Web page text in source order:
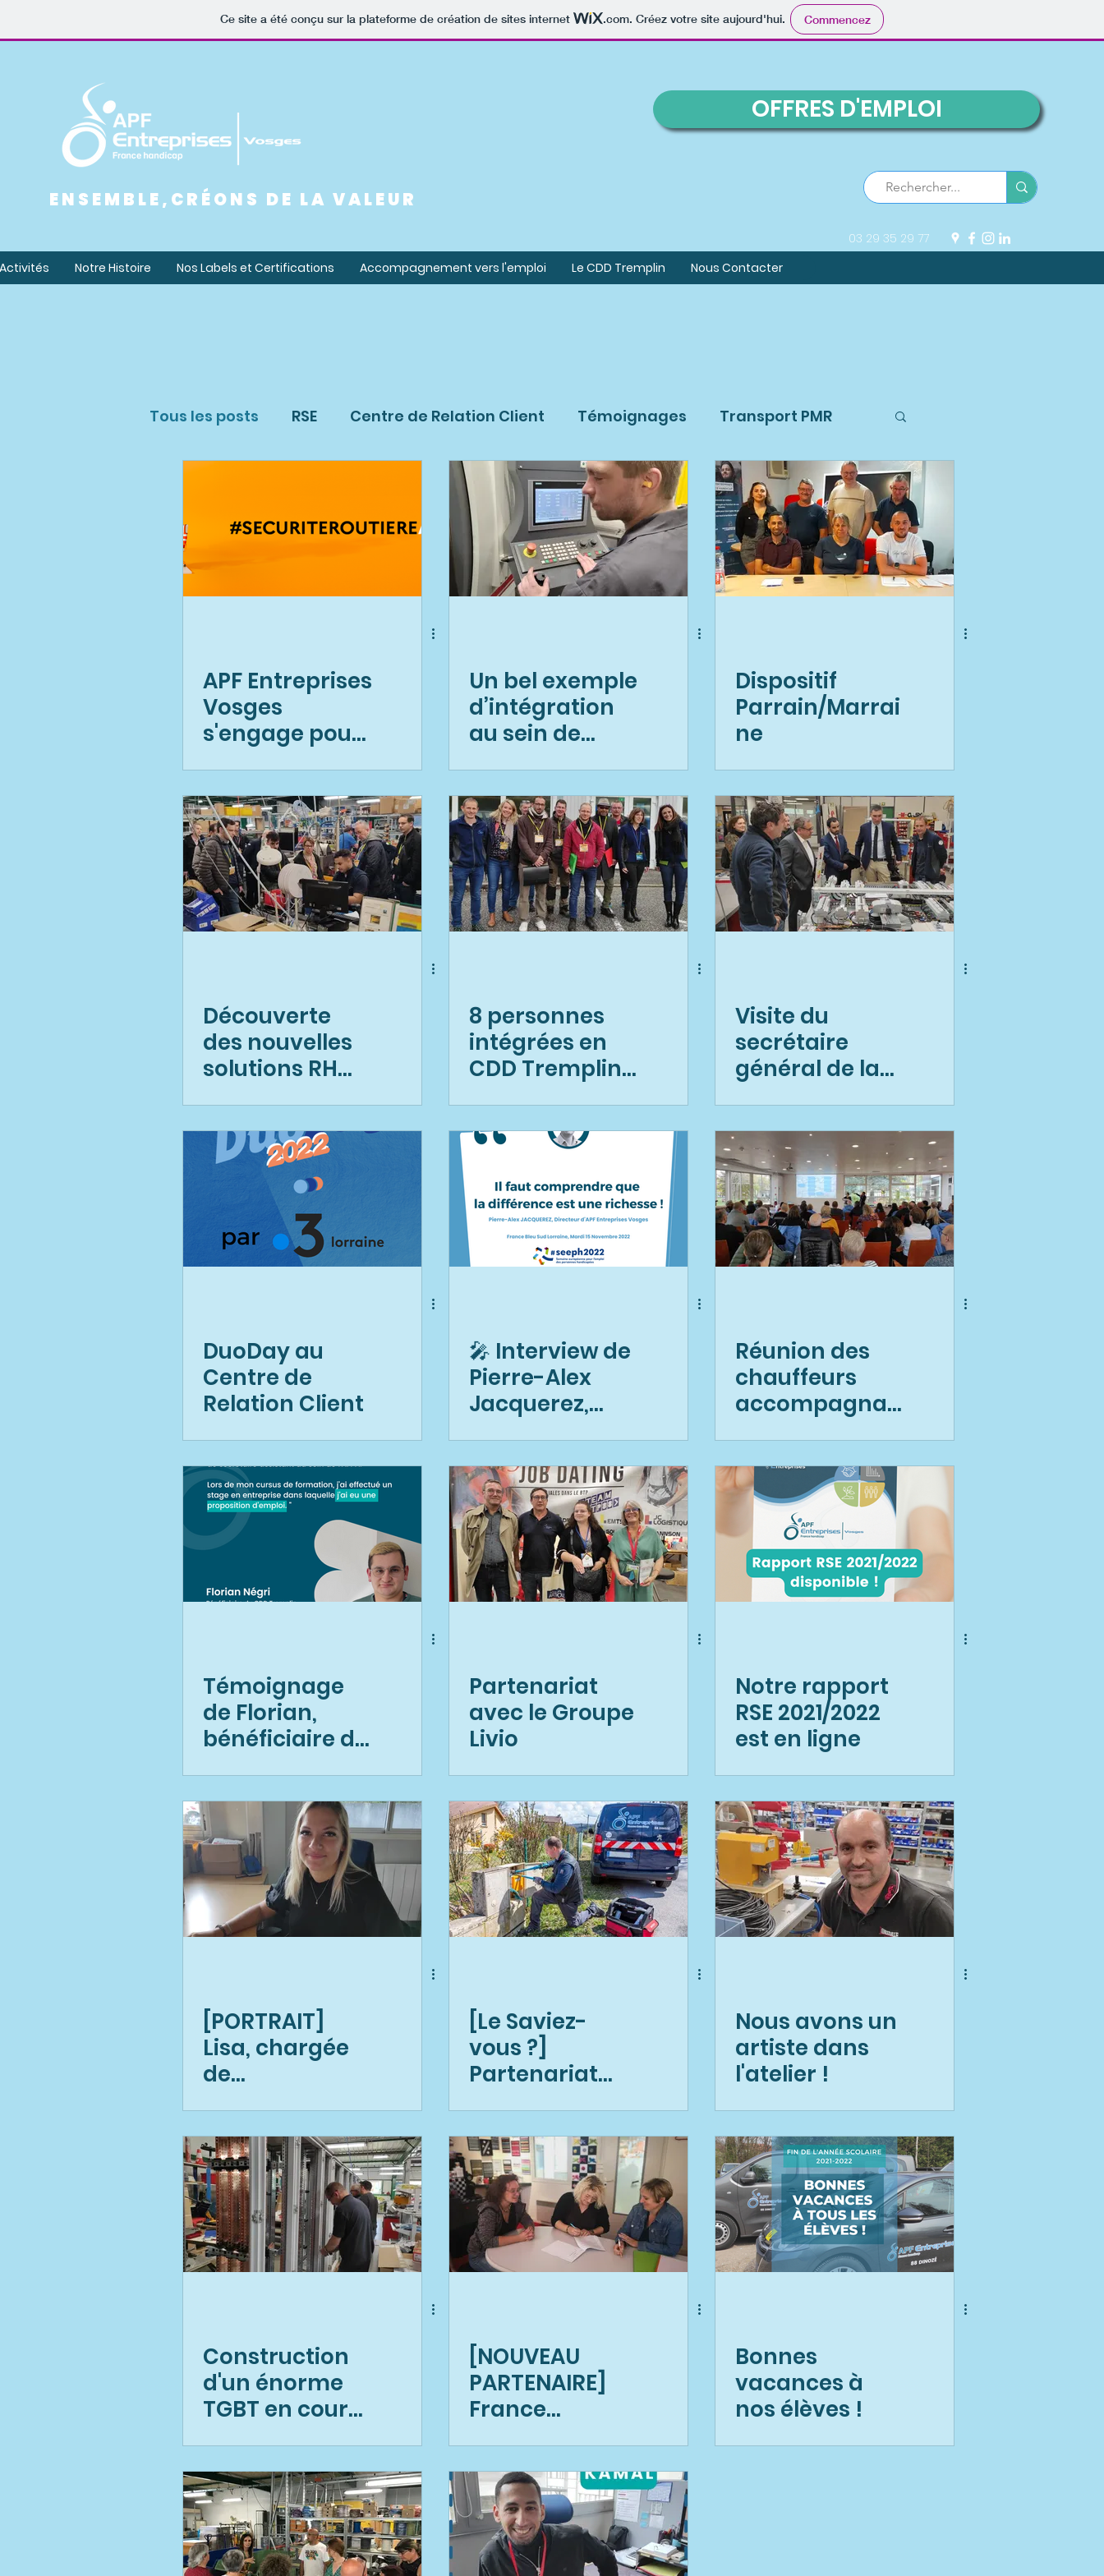
Ce site a été conçu sur la plateforme de création de sites internet .com. Créez votre site aujourd'hui. Commencez
ENSEMBLE,CRÉONS DE LA VALEUR
OFFRES D'EMPLOI
03 29 35 29 77
Notre Histoire Nos Labels et Certifications Accompagnement vers l'emploi Le CDD Tremplin Nous Contacter
Tous les posts RSE Centre de Relation Client Témoignages Transport PMR
APF Entreprises Vosges Emploi et Insertion
Nos Partenaires Partenariat avec GRDF Prestations Extérieures
APF Entreprises
Vosges
s'engage pour
travail.
Un bel exemple
d’intégration
au sein de
Dispositif
Parrain/Marrai
ne
Découverte
des nouvelles
solutions RH
8 personnes
intégrées en
CDD Tremplin
monteur
câbleur !
Visite du
secrétaire
général de la
DuoDay au
Centre de
Relation Client
🎤 Interview de
Pierre-Alex
Jacquerez,
Réunion des
chauffeurs
accompagnat
Témoignage
de Florian,
bénéficiaire du
Partenariat
avec le Groupe
Livio
Notre rapport
RSE 2021/2022
est en ligne
[PORTRAIT]
Lisa, chargée
de
Gaz
[Le Saviez-
vous ?]
Partenariat
Nous avons un
artiste dans
l'atelier !
Construction
d'un énorme
TGBT en cours
[NOUVEAU
PARTENAIRE]
France
Bonnes
vacances à
nos élèves !